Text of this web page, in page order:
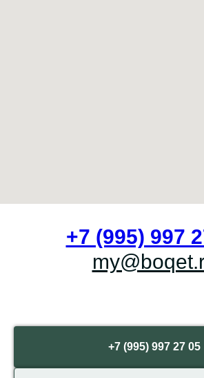
+7 (995) 997
+7 (995) 997 27 05